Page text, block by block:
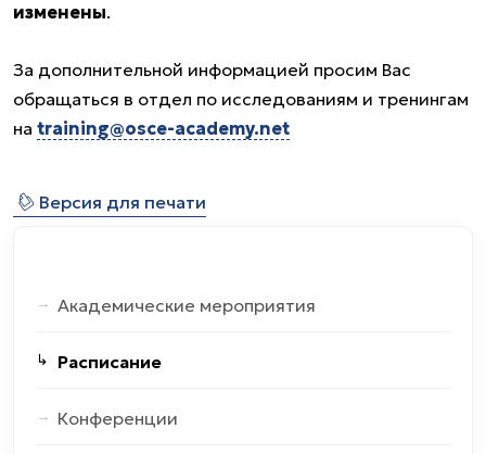
изменены.
За дополнительной информацией просим Вас
обращаться в отдел по исследованиям и тренингам
на training@osce-academy.net
⎙ Версия для печати
Академические мероприятия
Расписание
Конференции